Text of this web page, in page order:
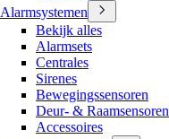
Alarmsystemen
Bekijk alles
Alarmsets
Centrales
Sirenes
Bewegingssensoren
Deur- & Raamsensoren
Accessoires